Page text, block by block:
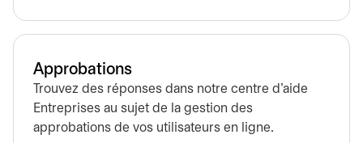
Approbations
Trouvez des réponses dans notre centre d’aide
Entreprises au sujet de la gestion des
approbations de vos utilisateurs en ligne.